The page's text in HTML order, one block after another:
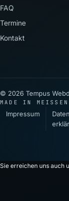
FAQ
Termine
Kontakt
© 2026 Tempus
MADE IN MEISSEN
Impressum
Sie erreichen uns auch